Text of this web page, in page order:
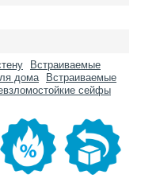
Встраиваемые
дома
Встраиваемые
сейфы